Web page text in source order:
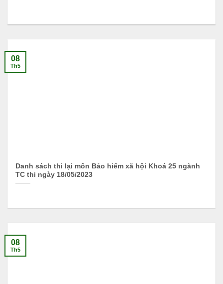
Danh sách thi lại môn Bảo hiểm xã hội Khoá 25 ngành
TC thi ngày 18/05/2023
08
Th5
08
Th5